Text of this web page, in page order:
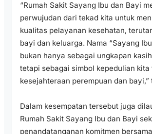
“Rumah Sakit Sayang Ibu dan Bayi
perwujudan dari tekad kita untuk
kualitas pelayanan kesehatan,
bayi dan keluarga. Nama “Sayang
bukan hanya sebagai ungkapan
tetapi sebagai simbol kepedulian kita
kesejahteraan perempuan dan bayi,”
Dalam kesempatan tersebut juga
Rumah Sakit Sayang Ibu dan Bayi
penandatanganan komitmen